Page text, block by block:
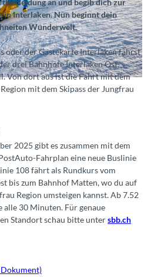
an und begib dich zur
in Interlaken. Nun beginnt dein
Wunderwelt.
oder der Gästekarte Interlaken fährst
drei Bahnhöfe Interlaken Ost,
Von dort aus ist die Fahrt mit dem
mit dem Skipass der Jungfrau
2025 gibt es zusammen mit dem
Fahrplan eine neue Buslinie
108 fährt als Rundkurs vom
bis zum Bahnhof Matten, wo du auf
Region umsteigen kannst. Ab 7.52
alle 30 Minuten. Für genaue
Standort schau bitte untersbb.ch